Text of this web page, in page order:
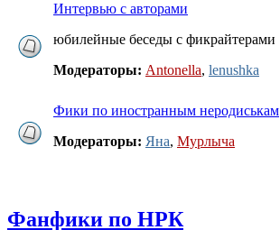
Интервью с авторами
юбилейные беседы с фикрайтерами
Модераторы: Antonella, lenushka
Фики по иностранным неродиськам
Модераторы: Яна, Мурлыча
Фанфики по НРК